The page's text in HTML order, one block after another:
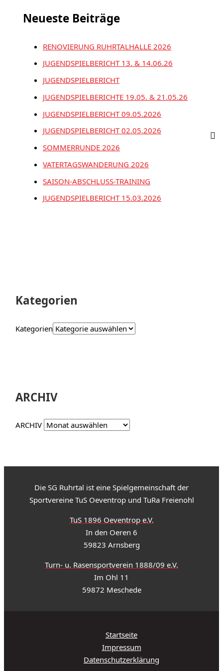
Neueste Beiträge
RENOVIERUNG RUHRTALHALLE 2026
JUGENDSPIELBERICHT 13. & 14.06.26
JUGENDSPIELBERICHT
JUGENDSPIELBERICHTE 19.05. & 21.05.26
JUGENDSPIELBERICHT 09.05.2026
JUGENDSPIELBERICHT 02.05.2026
SOMMERRUNDE 2026
VATERTAGSWANDERUNG 2026
SAISON-ABSCHLUSS-TRAINING
JUGENDSPIELBERICHT 15.03.2026
Kategorien
Kategorien
ARCHIV
ARCHIV
Die SG Ruhrtal ist eine Spielgemeinschaft der
Sportvereine TuS Oeventrop und TuRa Freienohl
TuS 1896 Oeventrop e.V.
In den Oeren 6
59823 Arnsberg
Turn- u. Rasensportverein 1888/09 e.V.
Im Ohl 11
59872 Meschede
Startseite
Impressum
Datenschutzerklärung